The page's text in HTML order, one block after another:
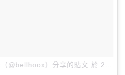
@bellhoox）分享的貼文 於 2017 年 3月 月 10 11:56上午 PST